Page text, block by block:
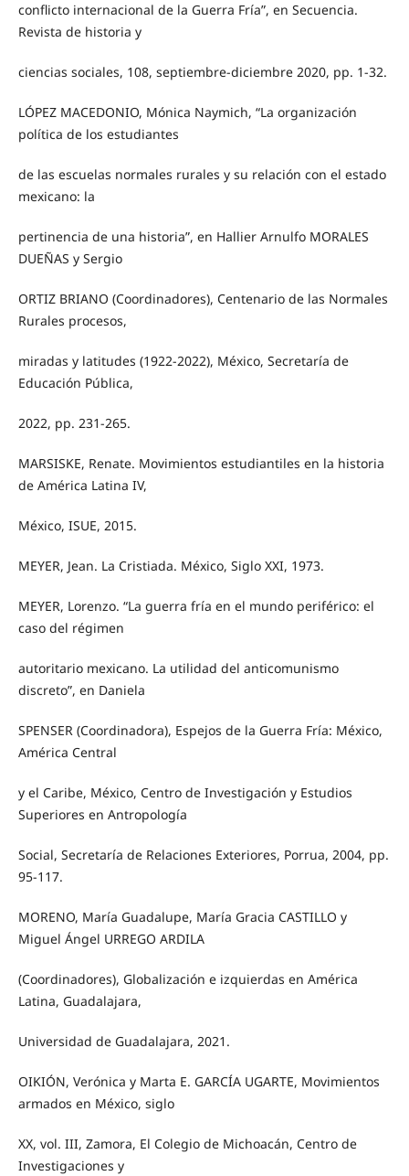
conflicto internacional de la Guerra Fría”, en Secuencia.
Revista de historia y
ciencias sociales, 108, septiembre-diciembre 2020, pp. 1-32.
LÓPEZ MACEDONIO, Mónica Naymich, “La organización
política de los estudiantes
de las escuelas normales rurales y su relación con el estado
mexicano: la
pertinencia de una historia”, en Hallier Arnulfo MORALES
DUEÑAS y Sergio
ORTIZ BRIANO (Coordinadores), Centenario de las Normales
Rurales procesos,
miradas y latitudes (1922-2022), México, Secretaría de
Educación Pública,
2022, pp. 231-265.
MARSISKE, Renate. Movimientos estudiantiles en la historia
de América Latina IV,
México, ISUE, 2015.
MEYER, Jean. La Cristiada. México, Siglo XXI, 1973.
MEYER, Lorenzo. “La guerra fría en el mundo periférico: el
caso del régimen
autoritario mexicano. La utilidad del anticomunismo
discreto”, en Daniela
SPENSER (Coordinadora), Espejos de la Guerra Fría: México,
América Central
y el Caribe, México, Centro de Investigación y Estudios
Superiores en Antropología
Social, Secretaría de Relaciones Exteriores, Porrua, 2004, pp.
95-117.
MORENO, María Guadalupe, María Gracia CASTILLO y
Miguel Ángel URREGO ARDILA
(Coordinadores), Globalización e izquierdas en América
Latina, Guadalajara,
Universidad de Guadalajara, 2021.
OIKIÓN, Verónica y Marta E. GARCÍA UGARTE, Movimientos
armados en México, siglo
XX, vol. III, Zamora, El Colegio de Michoacán, Centro de
Investigaciones y